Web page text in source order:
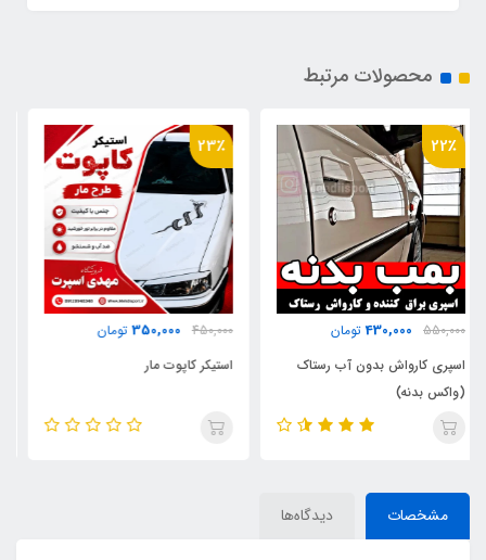
محصولات مرتبط
23٪
450,000
350,000 تومان
استیکر کاپوت مار
31٪
1,400,000
979,000 تومان
مشخصات دیدگاه‌ها